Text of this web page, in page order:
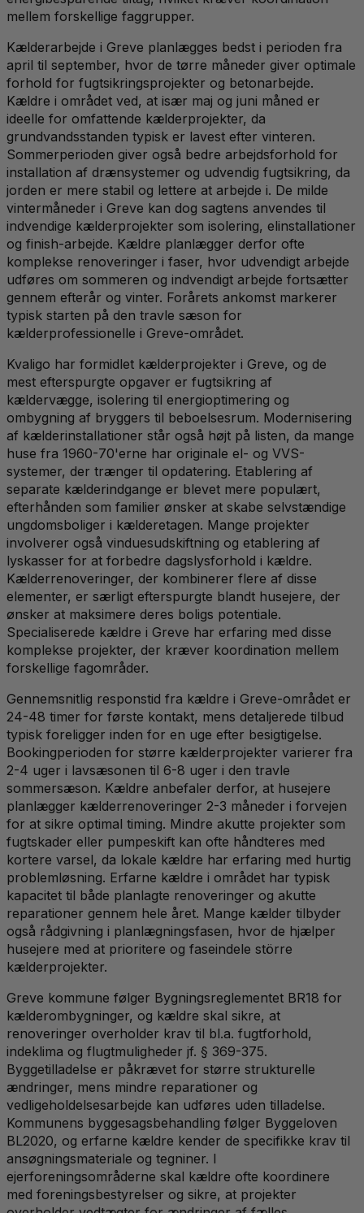
mellem forskellige faggrupper.
Kælderarbejde i Greve planlægges bedst i perioden fra
april til september, hvor de tørre måneder giver optimale
forhold for fugtsikringsprojekter og betonarbejde.
Kældre i området ved, at især maj og juni måned er
ideelle for omfattende kælderprojekter, da
grundvandsstanden typisk er lavest efter vinteren.
Sommerperioden giver også bedre arbejdsforhold for
installation af drænsystemer og udvendig fugtsikring, da
jorden er mere stabil og lettere at arbejde i. De milde
vintermåneder i Greve kan dog sagtens anvendes til
indvendige kælderprojekter som isolering, elinstallationer
og finish-arbejde. Kældre planlægger derfor ofte
komplekse renoveringer i faser, hvor udvendigt arbejde
udføres om sommeren og indvendigt arbejde fortsætter
gennem efterår og vinter. Forårets ankomst markerer
typisk starten på den travle sæson for
kælderprofessionelle i Greve-området.
Kvaligo har formidlet kælderprojekter i Greve, og de
mest efterspurgte opgaver er fugtsikring af
kældervægge, isolering til energioptimering og
ombygning af bryggers til beboelsesrum. Modernisering
af kælderinstallationer står også højt på listen, da mange
huse fra 1960-70'erne har originale el- og VVS-
systemer, der trænger til opdatering. Etablering af
separate kælderindgange er blevet mere populært,
efterhånden som familier ønsker at skabe selvstændige
ungdomsboliger i kælderetagen. Mange projekter
involverer også vinduesudskiftning og etablering af
lyskasser for at forbedre dagslysforhold i kældre.
Kælderrenoveringer, der kombinerer flere af disse
elementer, er særligt efterspurgte blandt husejere, der
ønsker at maksimere deres boligs potentiale.
Specialiserede kældre i Greve har erfaring med disse
komplekse projekter, der kræver koordination mellem
forskellige fagområder.
Gennemsnitlig responstid fra kældre i Greve-området er
24-48 timer for første kontakt, mens detaljerede tilbud
typisk foreligger inden for en uge efter besigtigelse.
Bookingperioden for større kælderprojekter varierer fra
2-4 uger i lavsæsonen til 6-8 uger i den travle
sommersæson. Kældre anbefaler derfor, at husejere
planlægger kælderrenoveringer 2-3 måneder i forvejen
for at sikre optimal timing. Mindre akutte projekter som
fugtskader eller pumpeskift kan ofte håndteres med
kortere varsel, da lokale kældre har erfaring med hurtig
problemløsning. Erfarne kældre i området har typisk
kapacitet til både planlagte renoveringer og akutte
reparationer gennem hele året. Mange kælder tilbyder
også rådgivning i planlægningsfasen, hvor de hjælper
husejere med at prioritere og faseindele större
kælderprojekter.
Greve kommune følger Bygningsreglementet BR18 for
kælderombygninger, og kældre skal sikre, at
renoveringer overholder krav til bl.a. fugtforhold,
indeklima og flugtmuligheder jf. § 369-375.
Byggetilladelse er påkrævet for større strukturelle
ændringer, mens mindre reparationer og
vedligeholdelsesarbejde kan udføres uden tilladelse.
Kommunens byggesagsbehandling følger Byggeloven
BL2020, og erfarne kældre kender de specifikke krav til
ansøgningsmateriale og tegniner. I
ejerforeningsområderne skal kældre ofte koordinere
med foreningsbestyrelser og sikre, at projekter